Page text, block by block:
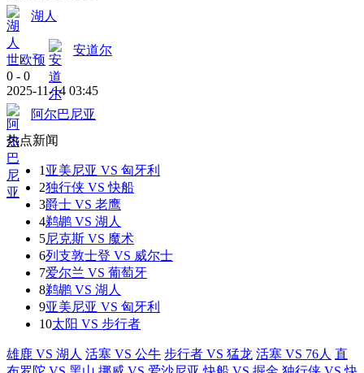
湖人
世欧预
安道尔
0 - 0
2025-11-14 03:45
阿尔巴尼亚
热点新闻
1 亚美尼亚 VS 匈牙利
2独行侠 VS 快船
3爵士 VS 老鹰
4鹈鹕 VS 湖人
5尼克斯 VS 魔术
6列支敦士登 VS 威尔士
7爱尔兰 VS 葡萄牙
8鹈鹕 VS 湖人
9亚美尼亚 VS 匈牙利
10太阳 VS 步行者
雄鹿 VS 湖人 活塞 VS 公牛 步行者 VS 猛龙 活塞 VS 76人 直